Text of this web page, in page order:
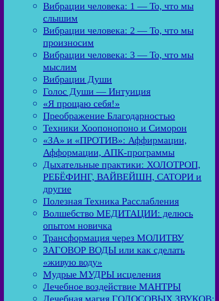
Вибрации человека: 1 — То, что мы
слышим
Вибрации человека: 2 — То, что мы
произносим
Вибрации человека: 3 — То, что мы
мыслим
Вибрации Души
Голос Души — Интуиция
«Я прощаю себя!»
Преображение Благодарностью
Техники Хоопонопоно и Симорон
«ЗА» и «ПРОТИВ»: Аффирмации,
Афформации, АПК-программы
Дыхательные практики: ХОЛОТРОП,
РЕБЁФИНГ, ВАЙВЕЙШН, САТОРИ и
другие
Полезная Техника Расслабления
Волшебство МЕДИТАЦИИ: делюсь
опытом новичка
Трансформация через МОЛИТВУ
ЗАГОВОР ВОДЫ или как сделать
«живую воду»
Мудрые МУДРЫ исцеления
Лечебное воздействие МАНТРЫ
Лечебная магия ГОЛОСОВЫХ ЗВУКОВ: